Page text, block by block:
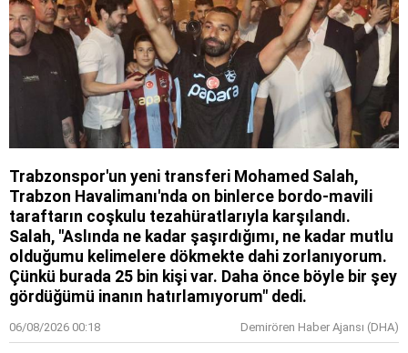
Trabzonspor'un yeni transferi Mohamed Salah,
Trabzon Havalimanı'nda on binlerce bordo-mavili
taraftarın coşkulu tezahüratlarıyla karşılandı.
Salah, ''Aslında ne kadar şaşırdığımı, ne kadar mutlu
olduğumu kelimelere dökmekte dahi zorlanıyorum.
Çünkü burada 25 bin kişi var. Daha önce böyle bir şey
gördüğümü inanın hatırlamıyorum" dedi.
06/08/2026 00:18 Demirören Haber Ajansı (DHA)